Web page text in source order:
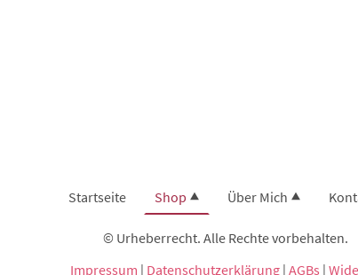
Startseite Shop Über Mich
© Urheberrecht. Alle Rechte vorbehalten.
Impressum | Datenschutzerklärung| AGBs |